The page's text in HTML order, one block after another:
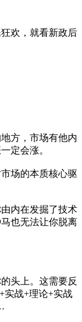
欢，就看新政后
方，市场有他内
定会涨。
场的本质核心驱
内在发掘了技术
也无法让你脱离
头上。这需要反
实战+理论+实战